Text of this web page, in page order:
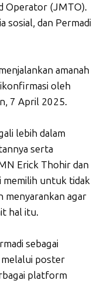
Operator (JMTO).
sosial, dan Permadi
amanah
oleh
7 April 2025.
lebih dalam
serta
Erick Thohir dan
memilih untuk tidak
menyarankan agar
hal itu.
sebagai
poster
platform